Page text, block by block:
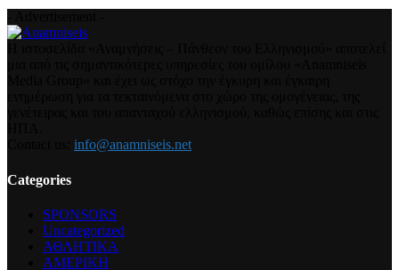
info@anamniseis.net
Categories
SPONSORS
Uncategorized
ΑΘΛΗΤΙΚΑ
ΑΜΕΡΙΚΗ